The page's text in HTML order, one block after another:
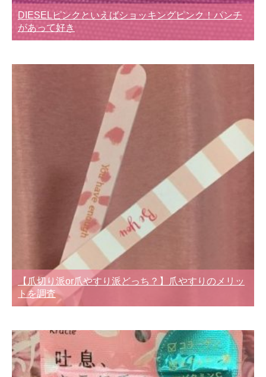
DIESELピンクといえばショッキングピンク！パンチ
があって好き
【爪切り派or爪やすり派どっち？】爪やすりのメリッ
トを調査